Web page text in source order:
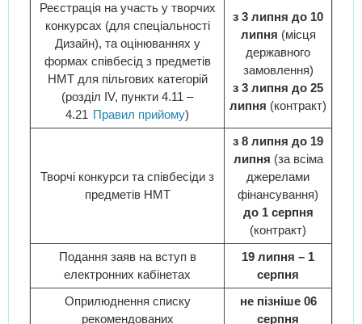
Реєстрація на участь у творчих
конкурсах (для спеціальності
Дизайн), та оцінюваннях у
формах співбесід з предметів
НМТ для пільгових категорій
(розділ IV, пункти 4.11 –
4.21 Правил прийому)
з 3 липня до 10
липня (місця
державного
замовлення)
з 3 липня до 25
липня (контракт)
Творчі конкурси та співбесіди з
предметів НМТ
з 8 липня до 19
липня (за всіма
джерелами
фінансування)
до 1 серпня
(контракт)
Подання заяв на вступ в
електронних кабінетах
19 липня – 1
серпня
Оприлюднення списку
рекомендованих
не пізніше 06
серпня